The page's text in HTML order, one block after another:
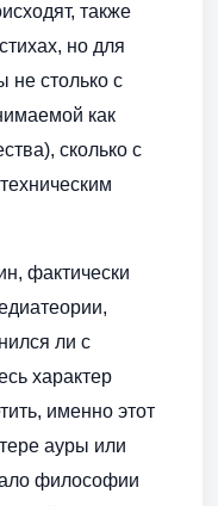
также
но для
не столько с
как
сколько с
фактически
ли с
характер
именно этот
ауры или
философии